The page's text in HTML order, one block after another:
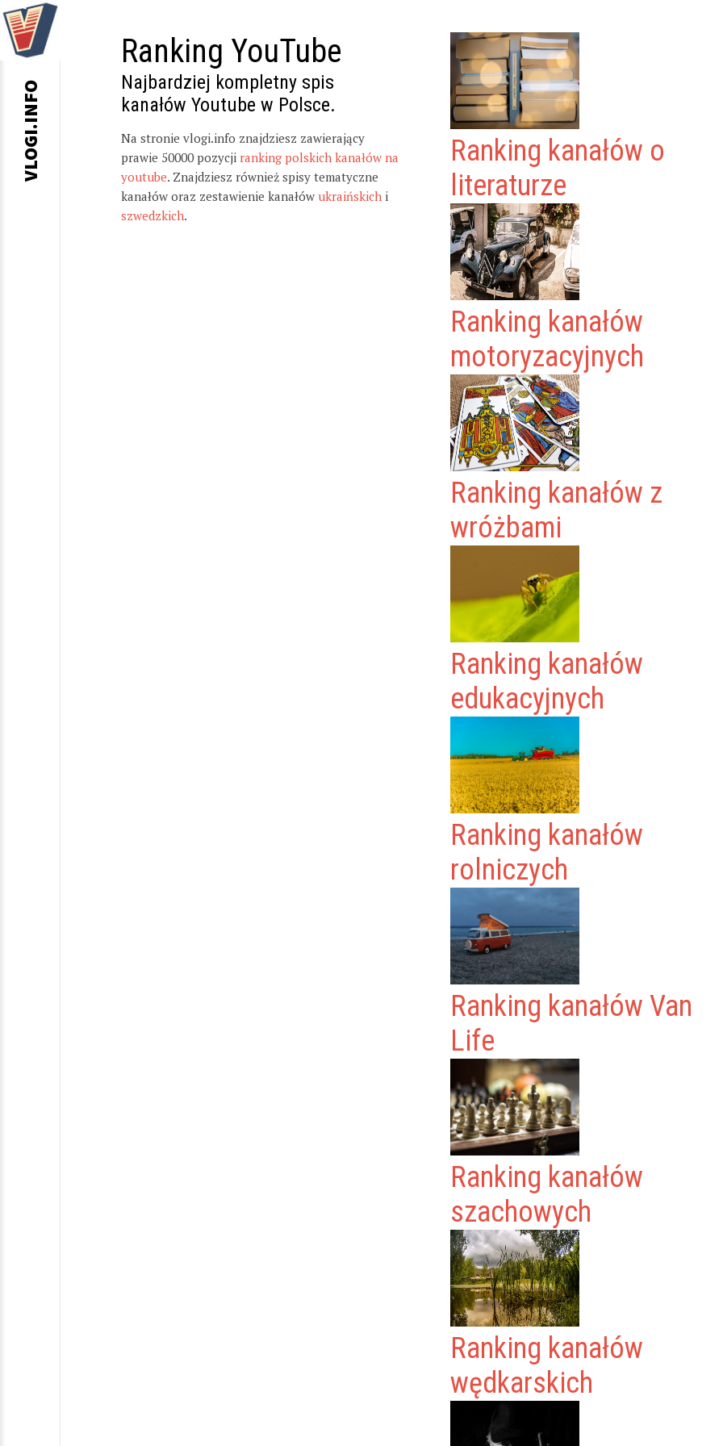
Ranking YouTube
Najbardziej kompletny spis
kanałów Youtube w Polsce.
Na stronie vlogi.info znajdziesz zawierający
prawie 50000 pozycji ranking polskich kanałów na
youtube. Znajdziesz również spisy tematyczne
kanałów oraz zestawienie kanałów ukraińskich i
szwedzkich.
Ranking kanałów o
literaturze
Ranking kanałów
motoryzacyjnych
Ranking kanałów z
wróżbami
Ranking kanałów
edukacyjnych
Ranking kanałów
rolniczych
Ranking kanałów Van
Life
Ranking kanałów
szachowych
Ranking kanałów
wędkarskich
VLOGI.INFO